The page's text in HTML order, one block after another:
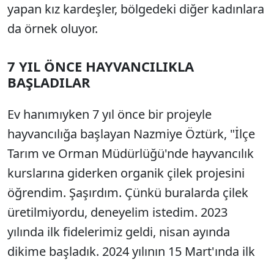
yapan kız kardeşler, bölgedeki diğer kadınlara
da örnek oluyor.
7 YIL ÖNCE HAYVANCILIKLA
BAŞLADILAR
Ev hanımıyken 7 yıl önce bir projeyle
hayvancılığa başlayan Nazmiye Öztürk, "İlçe
Tarım ve Orman Müdürlüğü'nde hayvancılık
kurslarına giderken organik çilek projesini
öğrendim. Şaşırdım. Çünkü buralarda çilek
üretilmiyordu, deneyelim istedim. 2023
yılında ilk fidelerimiz geldi, nisan ayında
dikime başladık. 2024 yılının 15 Mart'ında ilk